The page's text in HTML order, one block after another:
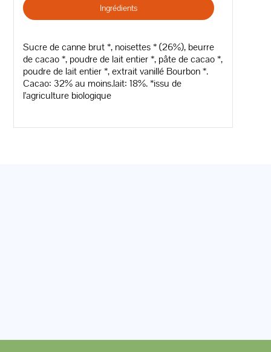
Ingrédients
Sucre de canne brut *, noisettes * (26%), beurre
de cacao *, poudre de lait entier *, pâte de cacao *,
poudre de lait entier *, extrait vanillé Bourbon *.
Cacao: 32% au moins.lait: 18%. *issu de
l'agriculture biologique